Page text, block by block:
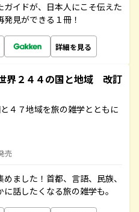
ガイドが、日本人にこそ伝えた
見ができる１冊！
詳細を見る
界２４４の国と地域 改訂
４７地域を旅の雑学とともに
売
ました！首都、言語、民族、
話したくなる旅の雑学も。